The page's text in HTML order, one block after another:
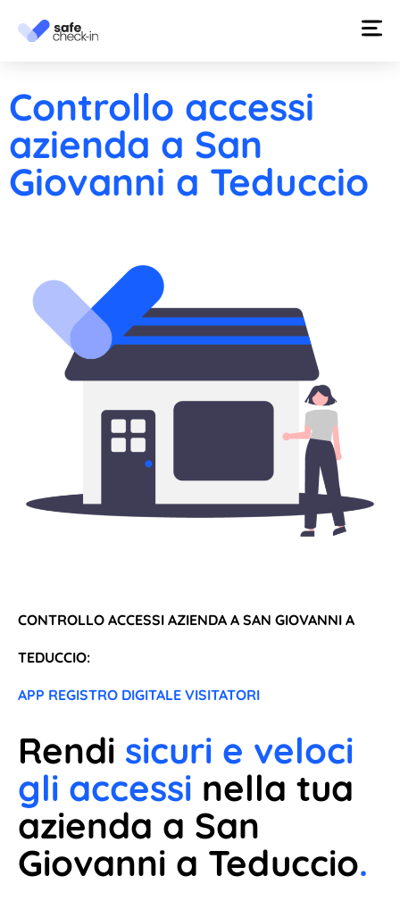
Controllo accessi
azienda a San
Giovanni a Teduccio
CONTROLLO ACCESSI AZIENDA A SAN GIOVANNI A
TEDUCCIO:
APP REGISTRO DIGITALE VISITATORI
Rendi sicuri e veloci
gli accessi nella tua
azienda a San
Giovanni a Teduccio.